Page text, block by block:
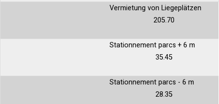
Vermietung von Liegeplätzen
205.70
Stationnement parcs + 6 m
35.45
Stationnement parcs - 6 m
28.35